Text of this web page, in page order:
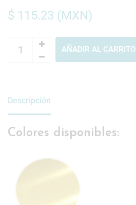
$ 115.23 (MXN)
AÑADIR AL CARRITO
Descripción
Colores disponibles: